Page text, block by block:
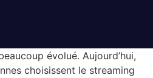
évolué. Aujourd’hui,
choisissent le streaming